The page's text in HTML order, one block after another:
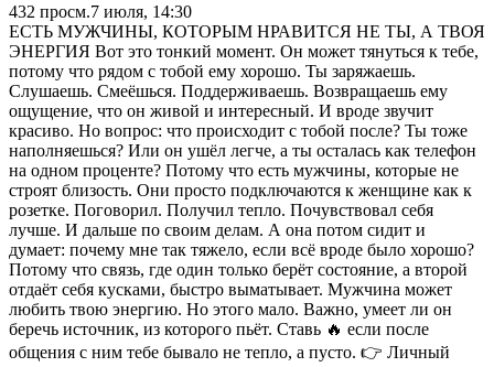
432 просм.7 июля, 14:30
ЕСТЬ МУЖЧИНЫ, КОТОРЫМ НРАВИТСЯ НЕ ТЫ, А ТВОЯ
ЭНЕРГИЯ Вот это тонкий момент. Он может тянуться к тебе,
потому что рядом с тобой ему хорошо. Ты заряжаешь.
Слушаешь. Смеёшься. Поддерживаешь. Возвращаешь ему
ощущение, что он живой и интересный. И вроде звучит
красиво. Но вопрос: что происходит с тобой после? Ты тоже
наполняешься? Или он ушёл легче, а ты осталась как телефон
на одном проценте? Потому что есть мужчины, которые не
строят близость. Они просто подключаются к женщине как к
розетке. Поговорил. Получил тепло. Почувствовал себя
лучше. И дальше по своим делам. А она потом сидит и
думает: почему мне так тяжело, если всё вроде было хорошо?
Потому что связь, где один только берёт состояние, а второй
отдаёт себя кусками, быстро выматывает. Мужчина может
любить твою энергию. Но этого мало. Важно, умеет ли он
беречь источник, из которого пьёт. Ставь 🔥 если после
общения с ним тебе бывало не тепло, а пусто. 👉 Личный